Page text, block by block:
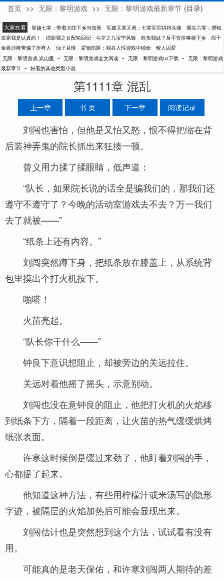
岚山里
首页 >> 无限：黎明游戏 >> 无限：黎明游戏最新章节 (目录)
大家在看 穿越七零：带着大院下乡当知青 军嫂又茶又勇，七零军官哄得头痛
重生六零：攒钱
发家我是认真的！
综影视之女配轮回记 斗罗之九宝宁风致 欺负我妹？反手安排棒梗下乡
假千
金靠沙雕带偏了所有人
仙子且慢 逻辑陷阱：我在人性游戏中续命
鲛人囚爱
无限：黎明游戏 岚山里 - 无限：黎明游戏全文阅读 - 无限：黎明游戏txt下载 - 无限：黎明游戏
最新章节 - 好看的其他类型小说
第1111章 混乱
上一章 书 页 下一章 阅读记录
刘闯也害怕，但他是又怕又怒，恨不得把缩在背
后装神弄鬼的院长抓出来狂揍一顿。
曾义用力揉了揉眼睛，低声道：
“队长，如果院长说的话全是骗我们的，那我们还
遵守不遵守了？今晚的活动室游戏去不去？万一我们
去了就被——”
“纸条上还有内容。”
刘闯突然蹲下身，把纸条放在膝盖上，从系统背
包里摸出个打火机按下。
啪嗒！
火苗亮起。
“队长你干什么——”
钟良下意识想阻止，却被旁边的关远拉住。
关远对着他摇了摇头，示意别动。
刘闯也没在意钟良的阻止，他把打火机的火焰移
到纸条下方，隔着一段距离，让火苗的热气缓缓烘烤
纸张表面。
许寒这时候倒是缓过来劲了，他盯着刘闯的手，
心都提了起来。
他知道这种方法，有些用柠檬汁或米汤写的隐形
字迹，被隔层的火焰加热后可能会显现出来。
刘闯估计也是突然想到这个方法，试试看有没有
用。
可能真的是老天保佑，和许寒刘闯两人期待的差